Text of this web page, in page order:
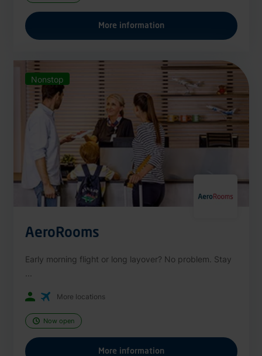
More information
Nonstop
AeroRooms
Early morning flight or long layover? No problem. Stay
More locations
Now open
More information